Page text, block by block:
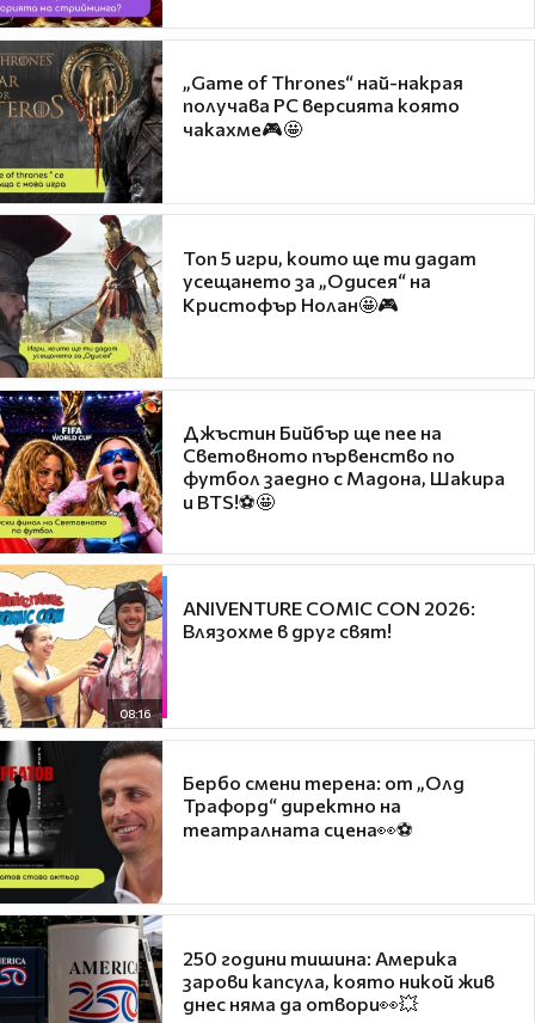
„Game of Thrones“ най-накрая
получава PC версията която
чакахме🎮🤩
Топ 5 игри, които ще ти дадат
усещането за „Одисея“ на
Кристофър Нолан🤩🎮
Джъстин Бийбър ще пее на
Световното първенство по
футбол заедно с Мадона, Шакира
и BTS!⚽🤩
08:16
ANIVENTURE COMIC CON 2026:
Влязохме в друг свят!
Бербо смени терена: от „Олд
Трафорд“ директно на
театралната сцена👀⚽
250 години тишина: Америка
зарови капсула, която никой жив
днес няма да отвори👀💥